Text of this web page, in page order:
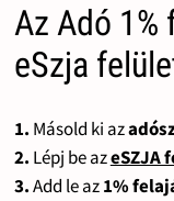
Az Adó 1%
eSzja
1. Másold ki az
2. Lépj be azeSZJA
3.Add le az1%